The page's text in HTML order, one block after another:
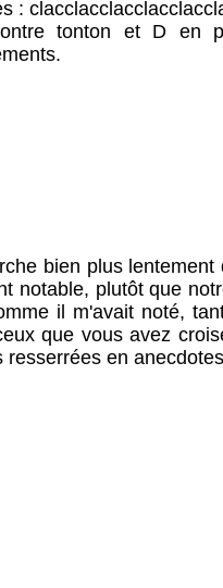
:
tonton et D en
bien plus
notable, plutôt que
il m'avait noté,
que vous avez
resserrées en